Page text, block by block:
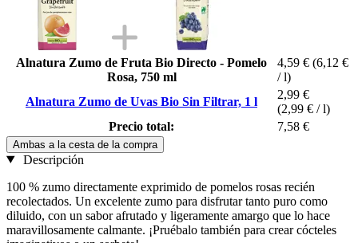
Alnatura Zumo de Fruta Bio Directo - Pomelo
Rosa, 750 ml
4,59 € (6,12 €
/ l)
Alnatura Zumo de Uvas Bio Sin Filtrar, 1 l
2,99 €
(2,99 € / l)
Precio total:
7,58 €
Ambas a la cesta de la compra
Descripción
100 % zumo directamente exprimido de pomelos rosas recién
recolectados. Un excelente zumo para disfrutar tanto puro como
diluido, con un sabor afrutado y ligeramente amargo que lo hace
maravillosamente calmante. ¡Pruébalo también para crear cócteles